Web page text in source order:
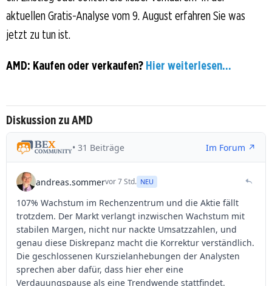
aktuellen Gratis-Analyse vom 9. August erfahren Sie was
jetzt zu tun ist.
AMD: Kaufen oder verkaufen? Hier weiterlesen...
Diskussion zu AMD